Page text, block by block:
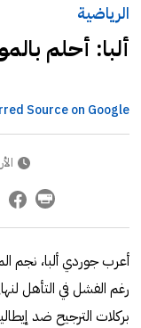
الرياضية
ألبا: أحلم
Source on Google
أعرب جوردي ألبا، نجم
بركلات الترجيح ضد